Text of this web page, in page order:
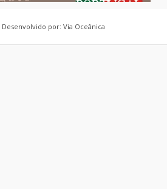
por: Via Oceânica